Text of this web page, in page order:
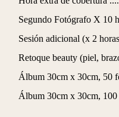
Segundo Fotógrafo X 10
Sesión adicional (x 2
Retoque beauty (piel,
Álbum 30cm x 30cm, 50
Álbum 30cm x 30cm,